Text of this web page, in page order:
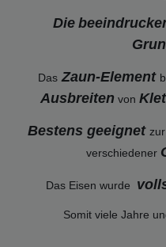
Die
Das Zaun-Element
Ausbreiten von
Bestens geeignet zur
verschiedener
Das Eisen wurde
Somit viele Jahre